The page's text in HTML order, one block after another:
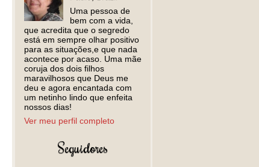
Uma pessoa de
bem com a vida,
que acredita que o segredo
está em sempre olhar positivo
para as situações,e que nada
acontece por acaso. Uma mãe
coruja dos dois filhos
maravilhosos que Deus me
deu e agora encantada com
um netinho lindo que enfeita
nossos dias!
Ver meu perfil completo
Seguidores